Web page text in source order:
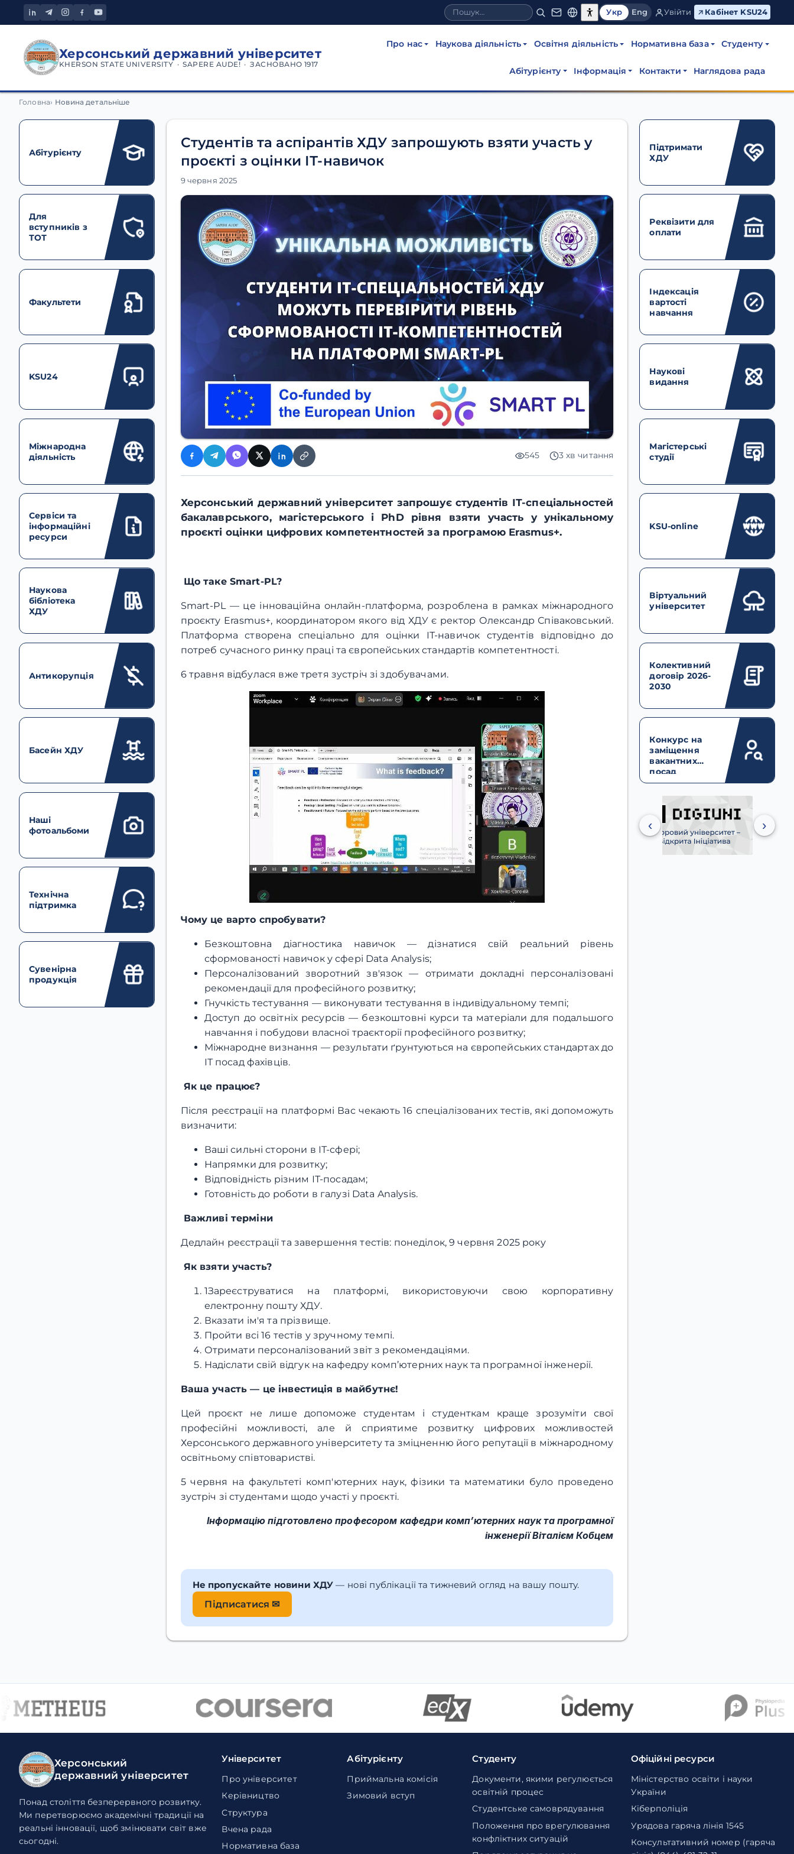
Укр Eng Увійти Кабінет KSU24
Херсонський державний університет
KHERSON STATE UNIVERSITY · SAPERE AUDE! · ЗАСНОВАНО 1917
Про нас Наукова діяльність Освітня діяльність Нормативна база Студенту
Абітурієнту Інформація Контакти Наглядова рада
Головна Новина детальніше
Абітурієнту
Для
вступників з
ТОТ
Факультети
KSU24
Міжнародна
діяльність
Сервіси та
інформаційні
ресурси
Наукова
бібліотека
ХДУ
Антикорупція
Басейн ХДУ
Наші
фотоальбоми
Технічна
підтримка
Сувенірна
продукція
Студентів та аспірантів ХДУ запрошують взяти участь у
проєкті з оцінки ІТ-навичок
9 червня 2025
545 3 хв читання
Херсонський державний університет запрошує студентів ІТ-спеціальностей
бакалаврського, магістерського і PhD рівня взяти участь у унікальному
проєкті оцінки цифрових компетентностей за програмою Erasmus+.
Що таке Smart-PL?
Smart-PL — це інноваційна онлайн-платформа, розроблена в рамках міжнародного
проєкту Erasmus+, координатором якого від ХДУ є ректор Олександр Співаковський.
Платформа створена спеціально для оцінки ІТ-навичок студентів відповідно до
потреб сучасного ринку праці та європейських стандартів компетентності.
6 травня відбулася вже третя зустріч зі здобувачами.
Чому це варто спробувати?
Безкоштовна діагностика навичок — дізнатися свій реальний рівень
сформованості навичок у сфері Data Analysis;
Персоналізований зворотний зв'язок — отримати докладні персоналізовані
рекомендації для професійного розвитку;
Гнучкість тестування — виконувати тестування в індивідуальному темпі;
Доступ до освітніх ресурсів — безкоштовні курси та матеріали для подальшого
навчання і побудови власної траєкторії професійного розвитку;
Міжнародне визнання — результати ґрунтуються на європейських стандартах до
ІТ посад фахівців.
Як це працює?
Після реєстрації на платформі Вас чекають 16 спеціалізованих тестів, які допоможуть
визначити:
Ваші сильні сторони в ІТ-сфері;
Напрямки для розвитку;
Відповідність різним ІТ-посадам;
Готовність до роботи в галузі Data Analysis.
Важливі терміни
Дедлайн реєстрації та завершення тестів: понеділок, 9 червня 2025 року
Як взяти участь?
1Зареєструватися на платформі, використовуючи свою корпоративну
електронну пошту ХДУ.
Вказати ім'я та прізвище.
Пройти всі 16 тестів у зручному темпі.
Отримати персоналізований звіт з рекомендаціями.
Надіслати свій відгук на кафедру комп’ютерних наук та програмної інженерії.
Ваша участь — це інвестиція в майбутнє!
Цей проєкт не лише допоможе студентам і студенткам краще зрозуміти свої
професійні можливості, але й сприятиме розвитку цифрових можливостей
Херсонського державного університету та зміцненню його репутації в міжнародному
освітньому співтоваристві.
5 червня на факультеті комп'ютерних наук, фізики та математики було проведено
зустріч зі студентами щодо участі у проєкті.
Інформацію підготовлено професором кафедри комп’ютерних наук та програмної
інженерії Віталієм Кобцем
Не пропускайте новини ХДУ — нові публікації та тижневий огляд на вашу пошту.
Підписатися ✉
Підтримати
ХДУ
Реквізити для
оплати
Індексація
вартості
навчання
Наукові
видання
Магістерські
студії
KSU-online
Віртуальний
університет
Колективний
договір 2026-
2030
Конкурс на
заміщення
вакантних
посад
‹ ›
Херсонський
державний університет
Понад століття безперервного розвитку.
Ми перетворюємо академічні традиції на
реальні інновації, щоб змінювати світ вже
сьогодні.
Університет
Про університет
Керівництво
Структура
Вчена рада
Нормативна база
Абітурієнту
Приймальна комісія
Зимовий вступ
Студенту
Документи, якими регулюється
освітній процес
Студентське самоврядування
Положення про врегулювання
конфліктних ситуацій
Офіційні ресурси
Міністерство освіти і науки
України
Кіберполіція
Урядова гаряча лінія 1545
Консультативний номер (гаряча